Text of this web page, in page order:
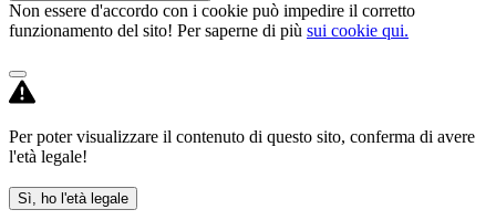
Non essere d'accordo con i cookie può impedire il corretto
funzionamento del sito! Per saperne di più sui cookie qui.
Per poter visualizzare il contenuto di questo sito, conferma di avere
l'età legale!
Sì, ho l'età legale